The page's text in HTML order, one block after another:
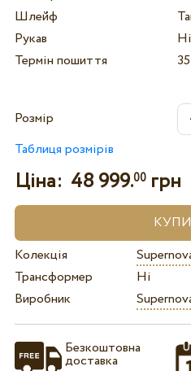
Шлейф
Рукав
Ні
Термін пошиття
Розмір
Таблиця розмірів
Ціна: 48 999.00грн
Колекція
Трансформер
Ні
Виробник
Безкоштовна
доставка